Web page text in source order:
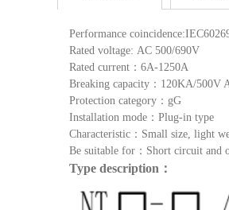
Performance
Rated voltage: AC 500/690V
Rated current ： 6A-1250A
Breaking capacity ： 120KA/500V
Protection category ： gG
Installation mode ： Plug-in type
Characteristic ： Small size, light
Be suitable for ： Short circuit and
Type description ：